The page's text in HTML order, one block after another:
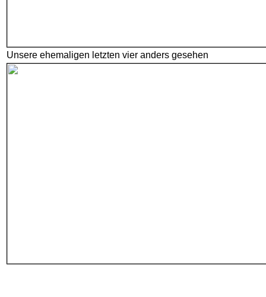
Unsere ehemaligen letzten vier anders gesehen